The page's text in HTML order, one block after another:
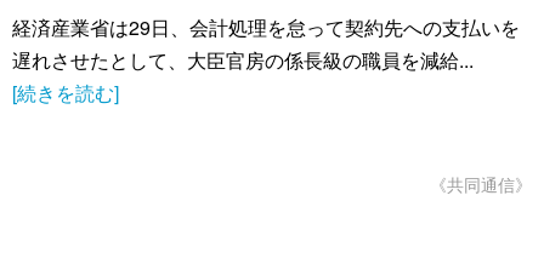
経済産業省は29日、会計処理を怠って契約先への支払いを
遅れさせたとして、大臣官房の係長級の職員を減給...
[続きを読む]
《共同通信》